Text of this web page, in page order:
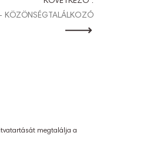
KÖZÖNSÉGTALÁLKOZÓ
megtalálja a